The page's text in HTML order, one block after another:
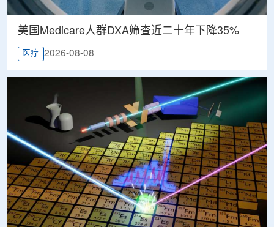
美国Medicare人群DXA筛查近二十年下降35%
医疗 2026-08-08